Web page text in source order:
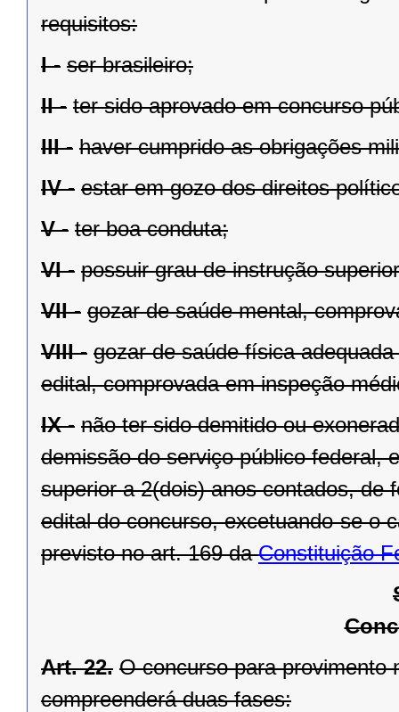
requisitos:
I - ser brasileiro;
II - ter sido aprovado em concurso
III - haver cumprido as obrigações
IV - estar em gozo dos direitos
V - ter boa conduta;
VI - possuir grau de instrução
VII - gozar de saúde mental,
VIII - gozar de saúde física
edital, comprovada em inspeção
IX - não ter sido demitido ou
demissão do serviço público federal,
superior a 2(dois) anos contados, de
edital do concurso, excetuando-se o
previsto no art. 169 daConstituição
Art. 22. O concurso para provimento
compreenderá duas fases: